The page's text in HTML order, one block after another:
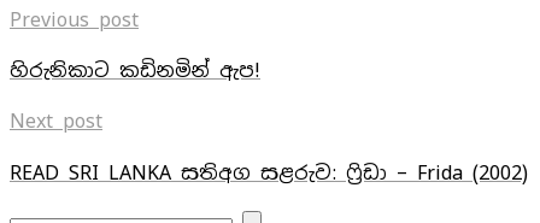
Previous post
හිරුනිකාට කඩිනමින් ඇප!
Next post
READ SRI LANKA සතිඅග සළරුව: ෆ්‍රිඩා – Frida (2002)